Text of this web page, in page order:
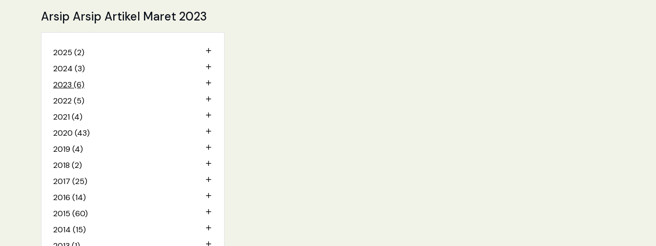
Arsip Arsip Artikel Maret 2023
2025 (2)
2024 (3)
2023 (6)
2022 (5)
2021 (4)
2020 (43)
2019 (4)
2018 (2)
2017 (25)
2016 (14)
2015 (60)
2014 (15)